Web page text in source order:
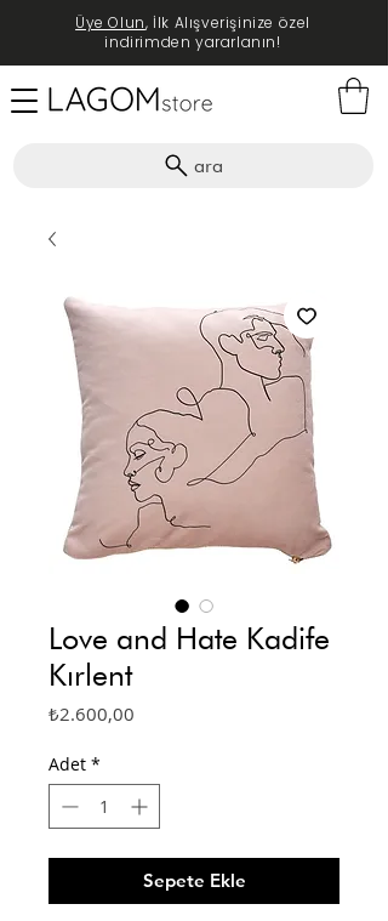
ara
Üye Olun, İlk Alışverişinize özel
indirimden yararlanın!
Love and Hate Kadife
Kırlent
₺2.600,00
Adet *
Sepete Ekle